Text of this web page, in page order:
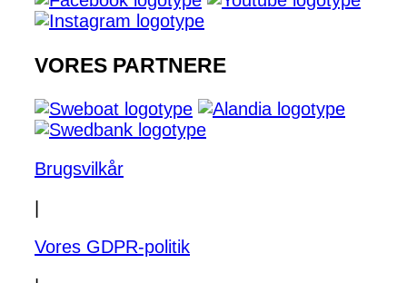
VORES PARTNERE
Brugsvilkår
Vores GDPR-politik